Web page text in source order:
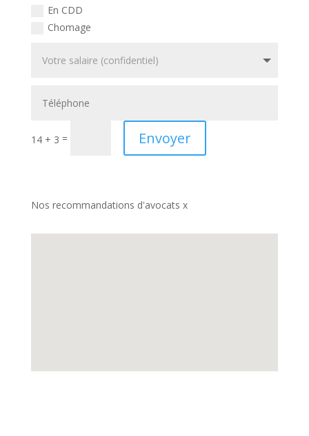
En CDD
Chomage
14 + 3 = Envoyer
Nos recommandations d'avocats x